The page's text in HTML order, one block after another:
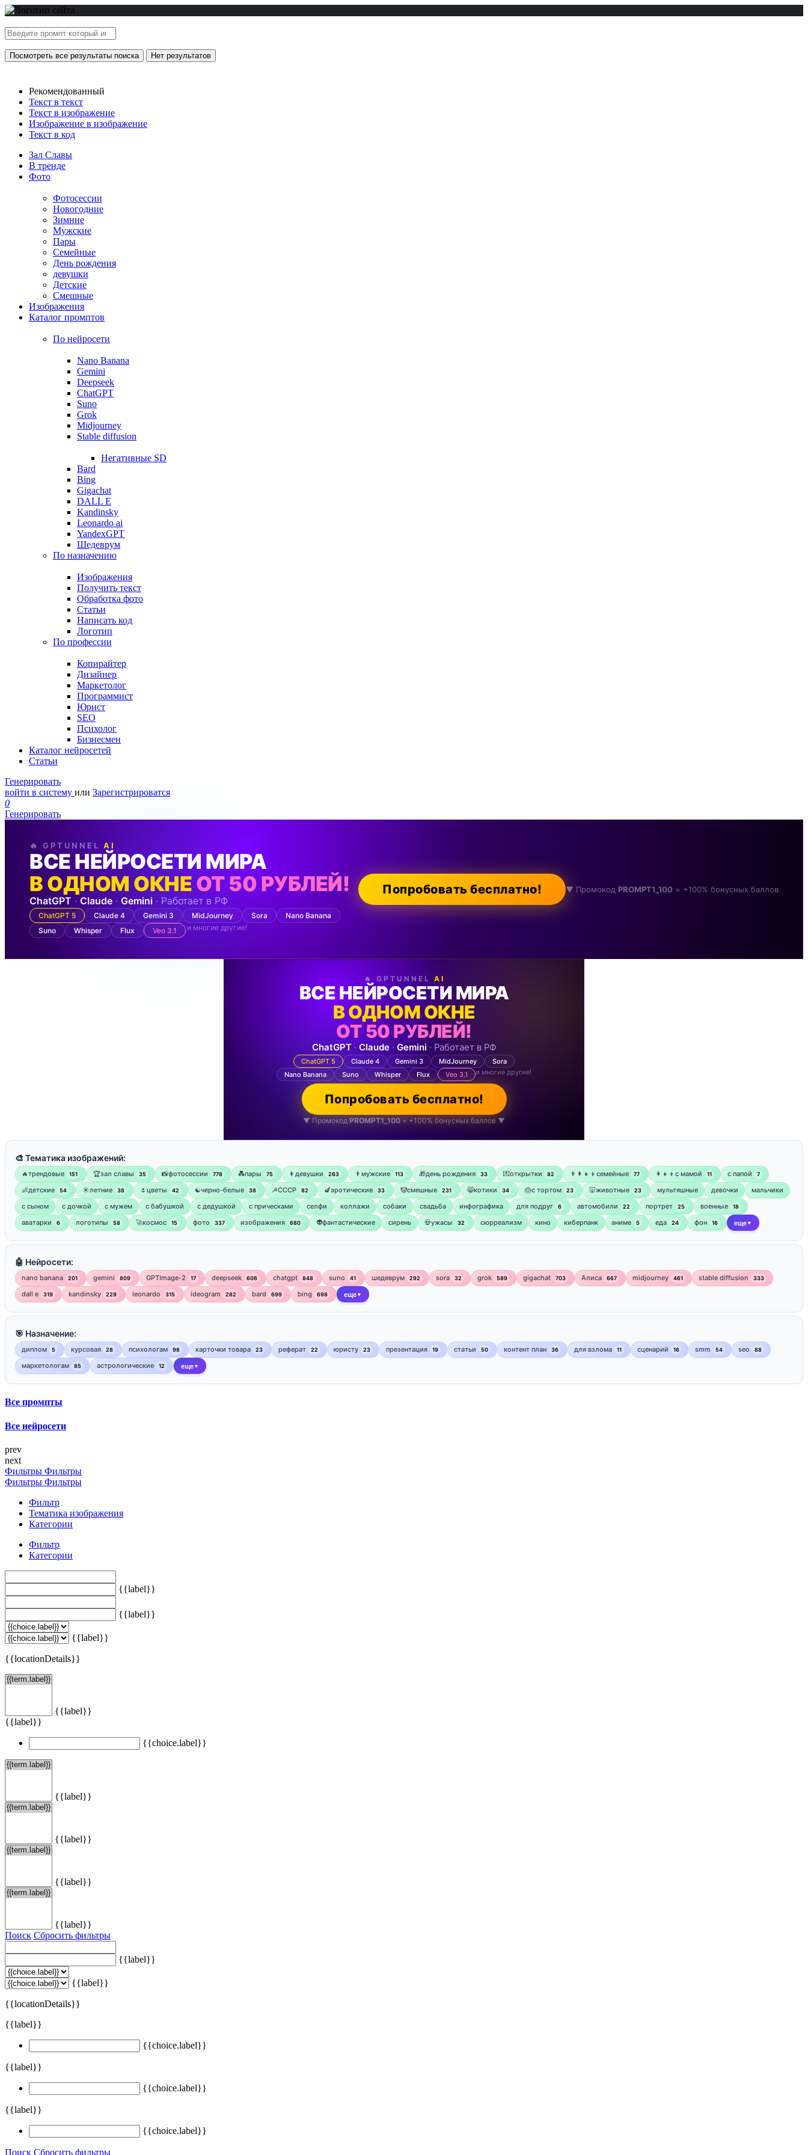
Посмотреть все результаты поиска Нет результатов
Рекомендованный
Текст в текст
Текст в изображение
Изображение в изображение
Текст в код
Зал Славы
В тренде
Фото
Фотосессии
Новогодние
Зимние
Мужские
Пары
Семейные
День рождения
девушки
Детские
Смешные
Изображения
Каталог промптов
По нейросети
Nano Banana
Gemini
Deepseek
ChatGPT
Suno
Grok
Midjourney
Stable diffusion
Негативные SD
Bard
Bing
Gigachat
DALL E
Kandinsky
Leonardo ai
YandexGPT
Шедеврум
По назначению
Изображения
Получить текст
Обработка фото
Статьи
Написать код
Логотип
По профессии
Копирайтер
Дизайнер
Маркетолог
Программист
Юрист
SEO
Психолог
Бизнесмен
Каталог нейросетей
Статьи
Генерировать
войти в систему или Зарегистрироватся
0
Генерировать
🔥 GPTUNNEL AI
ВСЕ НЕЙРОСЕТИ МИРА
В ОДНОМ ОКНЕОТ 50 РУБЛЕЙ!
ChatGPT · Claude · Gemini · Работает в РФ
ChatGPT 5 Claude 4 Gemini 3 MidJourney Sora
Nano Banana
Suno
Whisper Flux Veo 3.1 и многие другие!
Попробовать бесплатно! ▼ Промокод PROMPT1_100 = +100% бонусных баллов
🔥 GPTUNNEL AI
ВСЕ НЕЙРОСЕТИ МИРА
В ОДНОМ ОКНЕ
ОТ 50 РУБЛЕЙ!
ChatGPT· Claude· Gemini · Работает в РФ
ChatGPT 5 Claude 4 Gemini 3 MidJourney
Sora
Nano Banana
Suno Whisper Flux Veo 3.1 и многие другие!
Попробовать бесплатно!
▼ Промокод PROMPT1_100 = +100% бонусных баллов ▼
🎨 Тематика изображений:
🔥трендовые 151 🏆зал славы 35 📸фотосессии 778 💑пары 75 👩девушки 263 👨мужские 113 🎁день рождения 33 💌открытки 82 👨‍👩‍👧‍👦семейные 77 👩‍👧‍👦с мамой 11 ‍с папой 7
👶детские 54 ☀️летние 38 🌷цветы 42 ☯︎черно-белые 38 ☭СССР 82 🍆эротические 33 🤡смешные 231 😸котики 34 🎂с тортом 23 🐷животные 23 мультяшные девочки
мальчики
с сыном
с дочкой с мужем с бабушкой с дедушкой с прическами селфи коллажи собаки свадьба инфографика для подруг 6 автомобили 22 портрет 25 военные 18
аватарки 6 логотипы 58 🚀космос 15 фото 337 изображения 680 👽фантастические сирень 💀ужасы 32 сюрреализм кино киберпанк аниме 5 еда 24 фон 16 еще ▼
🤖 Нейросети:
nano banana 201 gemini 809 GPTImage-2 17 deepseek 606 chatgpt 848 suno 41 шедеврум 292 sora 32 grok 589 gigachat 703 Алиса 667 midjourney 461 stable diffusion 333
dall e 319 kandinsky 229 leonardo 315 ideogram 282 bard 699 bing 698 еще ▼
🎯 Назначение:
диплом 5 курсовая 28 психологам 98 карточки товара 23 реферат 22 юристу 23 презентация 19 статьи 50 контент план 36 для взлома 11 сценарий 16 smm 54 seo 88
маркетологам 85 астрологические 12 еще ▼
Все промпты
Все нейросети
prev
next
Фильтры Фильтры
Фильтры Фильтры
Фильтр
Тематика изображения
Категории
Фильтр
Категории
{{label}}
{{label}}
{{label}}
{{locationDetails}}
{{label}}
{{label}}
{{choice.label}}
{{label}}
{{label}}
{{label}}
{{label}}
Поиск Сбросить фильтры
{{label}}
{{label}}
{{locationDetails}}
{{label}}
{{choice.label}}
{{label}}
{{choice.label}}
{{label}}
{{choice.label}}
Поиск Сбросить фильтры